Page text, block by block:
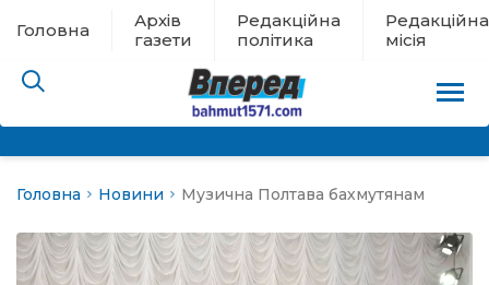
Головна
Архів
газети
Редакційна
політика
Редакційна
місія
евакуації
Головна Новини Музична Полтава бахмутянам